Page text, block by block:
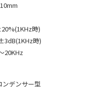
時)
時)
20KHz
ンデンサー型